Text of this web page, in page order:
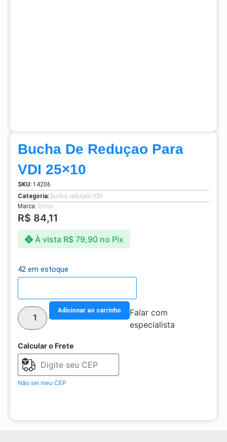
Bucha De Reduçao Para
VDI 25×10
SKU: 14206
Categoria: bucha reduçao VDI
Marca: Orion
R$ 84,11
À vista R$79,90 no Pix
42 em estoque
Adicionar ao carrinho
Falar com
especialista
Calcular o Frete
Não sei meu CEP